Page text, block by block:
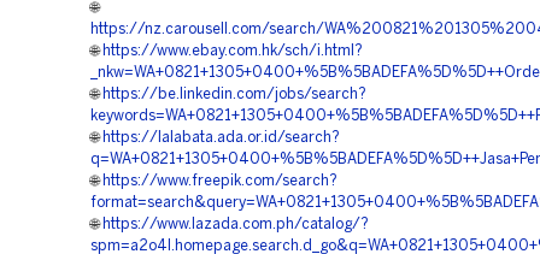
🌐
https://nz.carousell.com/search/
🌐 https://www.ebay.com.hk/sch/i.html?
🌐 https://be.linkedin.com/jobs/search?
🌐 https://lalabata.ada.or.id/search?
🌐 https://www.freepik.com/search?
🌐 https://www.lazada.com.ph/catalog/?